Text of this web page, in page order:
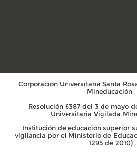
Corporación Universitaria Santa
Mineducación
Resolución 6387 del 3 de mayo
Universitaria Vigilada
Institución de educación superior
vigilancia por el Ministerio de
1295 de 2010)